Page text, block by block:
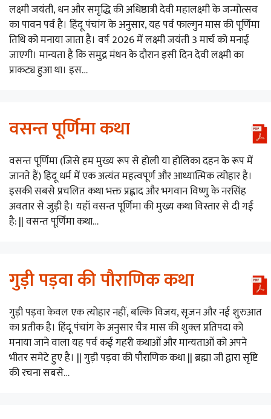
लक्ष्मी जयंती, धन और समृद्धि की अधिष्ठात्री देवी महालक्ष्मी के जन्मोत्सव
का पावन पर्व है। हिंदू पंचांग के अनुसार, यह पर्व फाल्गुन मास की पूर्णिमा
तिथि को मनाया जाता है। वर्ष 2026 में लक्ष्मी जयंती 3 मार्च को मनाई
जाएगी। मान्यता है कि समुद्र मंथन के दौरान इसी दिन देवी लक्ष्मी का
प्राकट्य हुआ था। इस…
वसन्त पूर्णिमा कथा
वसन्त पूर्णिमा (जिसे हम मुख्य रूप से होली या होलिका दहन के रूप में
जानते हैं) हिंदू धर्म में एक अत्यंत महत्वपूर्ण और आध्यात्मिक त्योहार है।
इसकी सबसे प्रचलित कथा भक्त प्रह्लाद और भगवान विष्णु के नरसिंह
अवतार से जुड़ी है। यहाँ वसन्त पूर्णिमा की मुख्य कथा विस्तार से दी गई
है: || वसन्त पूर्णिमा कथा…
गुड़ी पड़वा की पौराणिक कथा
गुड़ी पड़वा केवल एक त्योहार नहीं, बल्कि विजय, सृजन और नई शुरुआत
का प्रतीक है। हिंदू पंचांग के अनुसार चैत्र मास की शुक्ल प्रतिपदा को
मनाया जाने वाला यह पर्व कई गहरी कथाओं और मान्यताओं को अपने
भीतर समेटे हुए है। || गुड़ी पड़वा की पौराणिक कथा || ब्रह्मा जी द्वारा सृष्टि
की रचना सबसे…